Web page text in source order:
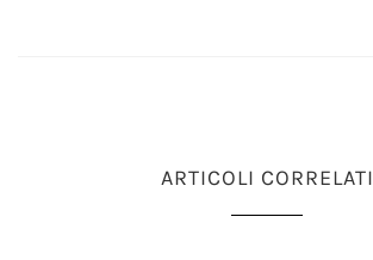
ARTICOLI CORRELATI